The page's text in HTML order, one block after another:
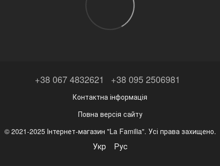
+38 067 4832621 +38 095 2506981
Контактна інформація
Повна версія сайту
© 2021-2025 Інтернет-магазин "La Familia". Усі права захищено.
Укр Рус